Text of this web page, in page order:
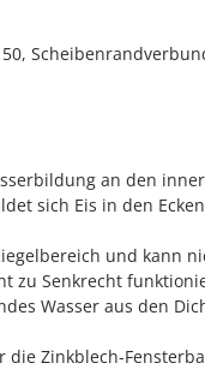
an den
sich Eis in den
und kann
zu Senkrecht
Wasser aus den
Zinkblech-